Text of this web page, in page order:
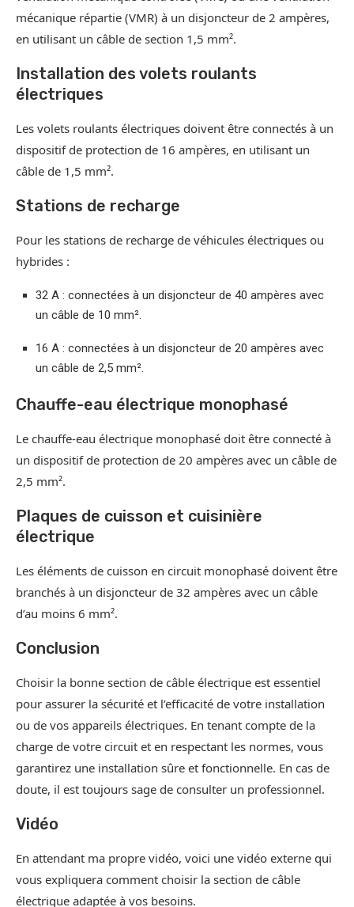
mécanique répartie (VMR) à un disjoncteur de 2 ampères,
en utilisant un câble de section 1,5 mm².
Installation des volets roulants
électriques
Les volets roulants électriques doivent être connectés à un
dispositif de protection de 16 ampères, en utilisant un
câble de 1,5 mm².
Stations de recharge
Pour les stations de recharge de véhicules électriques ou
hybrides :
32 A : connectées à un disjoncteur de 40 ampères avec
un câble de 10 mm².
16 A : connectées à un disjoncteur de 20 ampères avec
un câble de 2,5 mm².
Chauffe-eau électrique monophasé
Le chauffe-eau électrique monophasé doit être connecté à
un dispositif de protection de 20 ampères avec un câble de
2,5 mm².
Plaques de cuisson et cuisinière
électrique
Les éléments de cuisson en circuit monophasé doivent être
branchés à un disjoncteur de 32 ampères avec un câble
d’au moins 6 mm².
Conclusion
Choisir la bonne section de câble électrique est essentiel
pour assurer la sécurité et l’efficacité de votre installation
ou de vos appareils électriques. En tenant compte de la
charge de votre circuit et en respectant les normes, vous
garantirez une installation sûre et fonctionnelle. En cas de
doute, il est toujours sage de consulter un professionnel.
Vidéo
En attendant ma propre vidéo, voici une vidéo externe qui
vous expliquera comment choisir la section de câble
électrique adaptée à vos besoins.